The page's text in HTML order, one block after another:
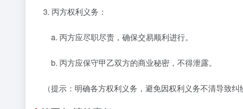
3. 丙方权利义务：
a. 丙方应尽职尽责，确保交易顺利进行。
b. 丙方应保守甲乙双方的商业秘密，不得泄露。
（提示：明确各方权利义务，避免因权利义务不清导致纠